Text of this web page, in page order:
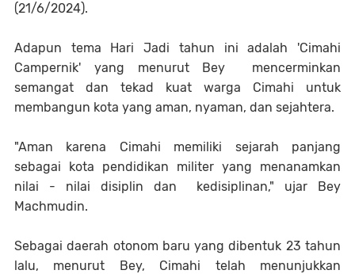
(21/6/2024).
Adapun tema Hari Jadi tahun ini adalah 'Cimahi
Campernik' yang menurut Bey mencerminkan
semangat dan tekad kuat warga Cimahi untuk
membangun kota yang aman, nyaman, dan sejahtera.
"Aman karena Cimahi memiliki sejarah panjang
sebagai kota pendidikan militer yang menanamkan
nilai - nilai disiplin dan kedisiplinan," ujar Bey
Machmudin.
Sebagai daerah otonom baru yang dibentuk 23 tahun
lalu, menurut Bey, Cimahi telah menunjukkan